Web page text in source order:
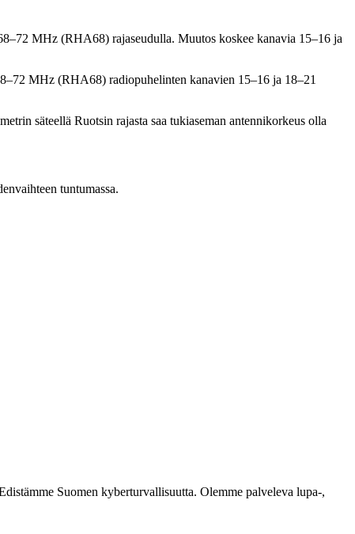
MHz (RHA68) rajaseudulla. Muutos koskee kanavia 15–16 ja
MHz (RHA68) radiopuhelinten kanavien 15–16 ja 18–21
säteellä Ruotsin rajasta saa tukiaseman antennikorkeus olla
tuntumassa.
Suomen kyberturvallisuutta. Olemme palveleva lupa-,